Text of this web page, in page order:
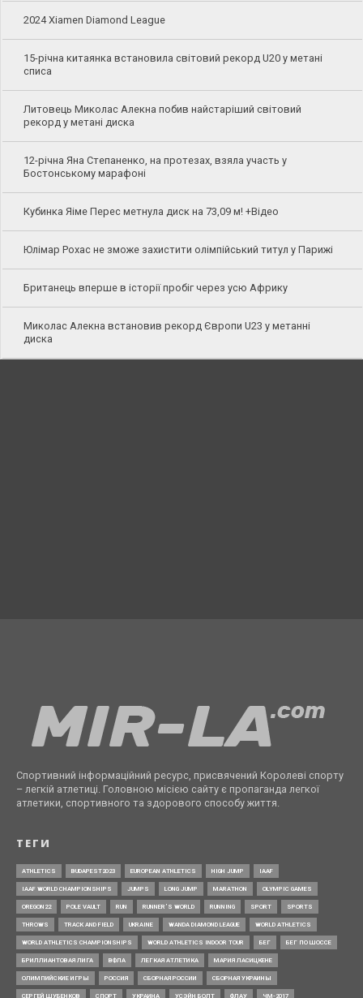
2024 Xiamen Diamond League
15-річна китаянка встановила світовий рекорд U20 у метані
списа
Литовець Миколас Алекна побив найстаріший світовий
рекорд у метані диска
12-річна Яна Степаненко, на протезах, взяла участь у
Бостонському марафоні
Кубинка Яіме Перес метнула диск на 73,09 м! +Відео
Юлімар Рохас не зможе захистити олімпійський титул у Парижі
Британець вперше в історії пробіг через усю Африку
Миколас Алекна встановив рекорд Європи U23 у метанні
диска
Спортивний інформаційний ресурс, присвячений Королеві спорту
– легкій атлетиці. Головною місією сайту є пропаганда легкої
атлетики, спортивного та здорового способу життя.
ТЕГИ
ATHLETICS BUDAPEST2023 EUROPEAN ATHLETICS HIGH JUMP IAAF
IAAF WORLD CHAMPIONSHIPS JUMPS LONG JUMP MARATHON OLYMPIC GAMES
OREGON22 POLE VAULT RUN RUNNER’S WORLD RUNNING SPORT SPORTS
THROWS TRACK AND FIELD UKRAINE WANDA DIAMOND LEAGUE WORLD ATHLETICS
WORLD ATHLETICS CHAMPIONSHIPS WORLD ATHLETICS INDOOR TOUR БЕГ БЕГ ПО ШОССЕ
БРИЛЛИАНТОВАЯ ЛИГА ВФЛА ЛЕГКАЯ АТЛЕТИКА МАРИЯ ЛАСИЦКЕНЕ
ОЛИМПИЙСКИЕ ИГРЫ РОССИЯ СБОРНАЯ РОССИИ СБОРНАЯ УКРАИНЫ
СЕРГЕЙ ШУБЕНКОВ СПОРТ УКРАИНА УСЭЙН БОЛТ ФЛАУ ЧМ-2017